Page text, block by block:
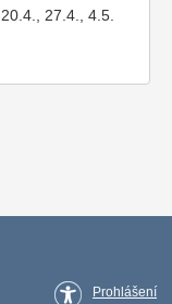
27.4., 4.5.
Prohlášení